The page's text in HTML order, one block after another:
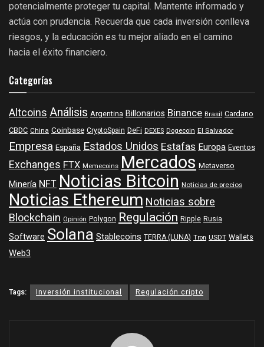
potencialmente proteger tu capital. Mantente informado y
actúa con prudencia. Recuerda que cada inversión conlleva
riesgos, y la educación es tu mejor aliado en el camino
hacia el éxito financiero.
Categorías
AltcoinsAnálisis Argentina BillonariosBinance Brasil Cardano
CBDC China Coinbase CryptoSpain DeFi DEXES Dogecoin El Salvador
Empresa España Estados UnidosEstafasEuropa Eventos
ExchangesFTX Memecoins Mercados Metaverso
MineríaNFTNoticias Bitcoin Noticias de precios
Noticias EthereumNoticias sobre
Blockchain Opinión Polygon Regulación Ripple Rusia
SoftwareSolanaStablecoins TERRA (LUNA) Tron USDT Wallets
Web3
Tags: Inversión institucional Regulación cripto